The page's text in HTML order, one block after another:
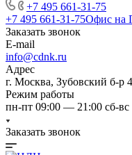
+7 495 661-31-75
+7 495 661-31-75Офис на
Заказать звонок
E-mail
info@cdnk.ru
Адрес
г. Москва, Зубовский б-р
Режим работы
пн-пт 09:00 — 21:00 сб-
Заказать звонок